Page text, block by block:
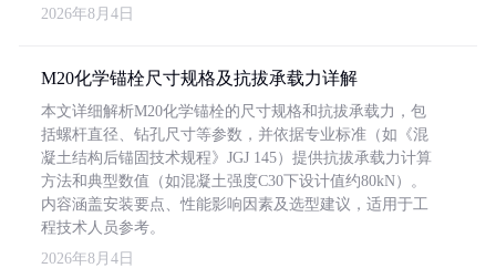
2026年8月4日
M20化学锚栓尺寸规格及抗拔承载力详解
本文详细解析M20化学锚栓的尺寸规格和抗拔承载力，包
括螺杆直径、钻孔尺寸等参数，并依据专业标准（如《混
凝土结构后锚固技术规程》JGJ 145）提供抗拔承载力计算
方法和典型数值（如混凝土强度C30下设计值约80kN）。
内容涵盖安装要点、性能影响因素及选型建议，适用于工
程技术人员参考。
2026年8月4日